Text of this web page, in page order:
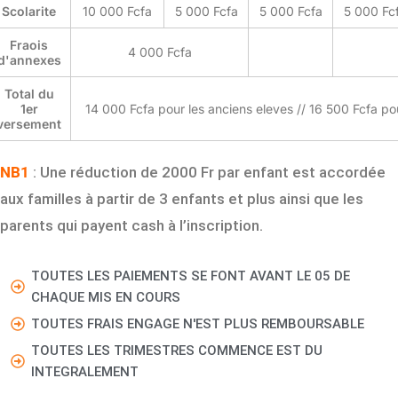
Scolarite 10 000 Fcfa 5 000 Fcfa 5 000 Fcfa 5 000
Fraois
4 000 Fcfa
Total du
1er
14 000 Fcfa pour les anciens eleves // 16 500 Fcfa
NB1 : Une réduction de 2000 Fr par enfant est accordée
aux familles à partir de 3 enfants et plus ainsi que les
parents qui payent cash à l’inscription.
TOUTES LES PAIEMENTS SE FONT AVANT LE 05 DE
CHAQUE MIS EN COURS
TOUTES FRAIS ENGAGE N'EST PLUS REMBOURSABLE
TOUTES LES TRIMESTRES COMMENCE EST DU
INTEGRALEMENT